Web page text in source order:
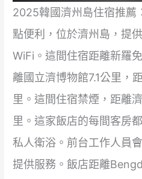
2025韓國濟州島住宿推薦
點便利，位於濟州島，提
WiFi。這間住宿距離新羅
離國立濟博物館7.1公里，
里。這間住宿禁煙，距離
里。這家飯店的每間客房
私人衛浴。前台工作人員
提供服務。飯店距離